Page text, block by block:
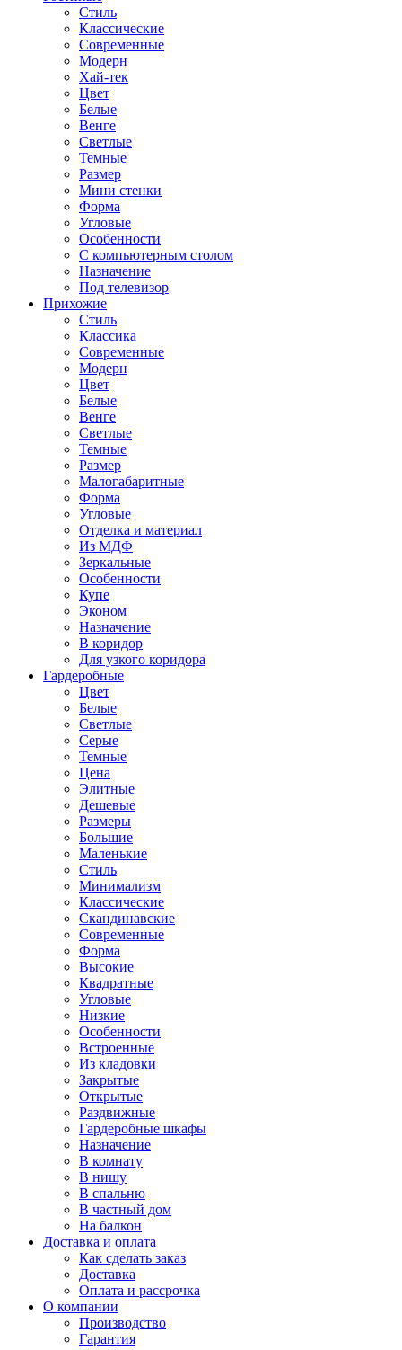
Стиль
Классические
Современные
Модерн
Хай-тек
Цвет
Белые
Венге
Светлые
Темные
Размер
Мини стенки
Форма
Угловые
Особенности
С компьютерным столом
Назначение
Под телевизор
Прихожие
Стиль
Классика
Современные
Модерн
Цвет
Белые
Венге
Светлые
Темные
Размер
Малогабаритные
Форма
Угловые
Отделка и материал
Из МДФ
Зеркальные
Особенности
Купе
Эконом
Назначение
В коридор
Для узкого коридора
Гардеробные
Цвет
Белые
Светлые
Серые
Темные
Цена
Элитные
Дешевые
Размеры
Большие
Маленькие
Стиль
Минимализм
Классические
Скандинавские
Современные
Форма
Высокие
Квадратные
Угловые
Низкие
Особенности
Встроенные
Из кладовки
Закрытые
Открытые
Раздвижные
Гардеробные шкафы
Назначение
В комнату
В нишу
В спальню
В частный дом
На балкон
Доставка и оплата
Как сделать заказ
Доставка
Оплата и рассрочка
О компании
Производство
Гарантия